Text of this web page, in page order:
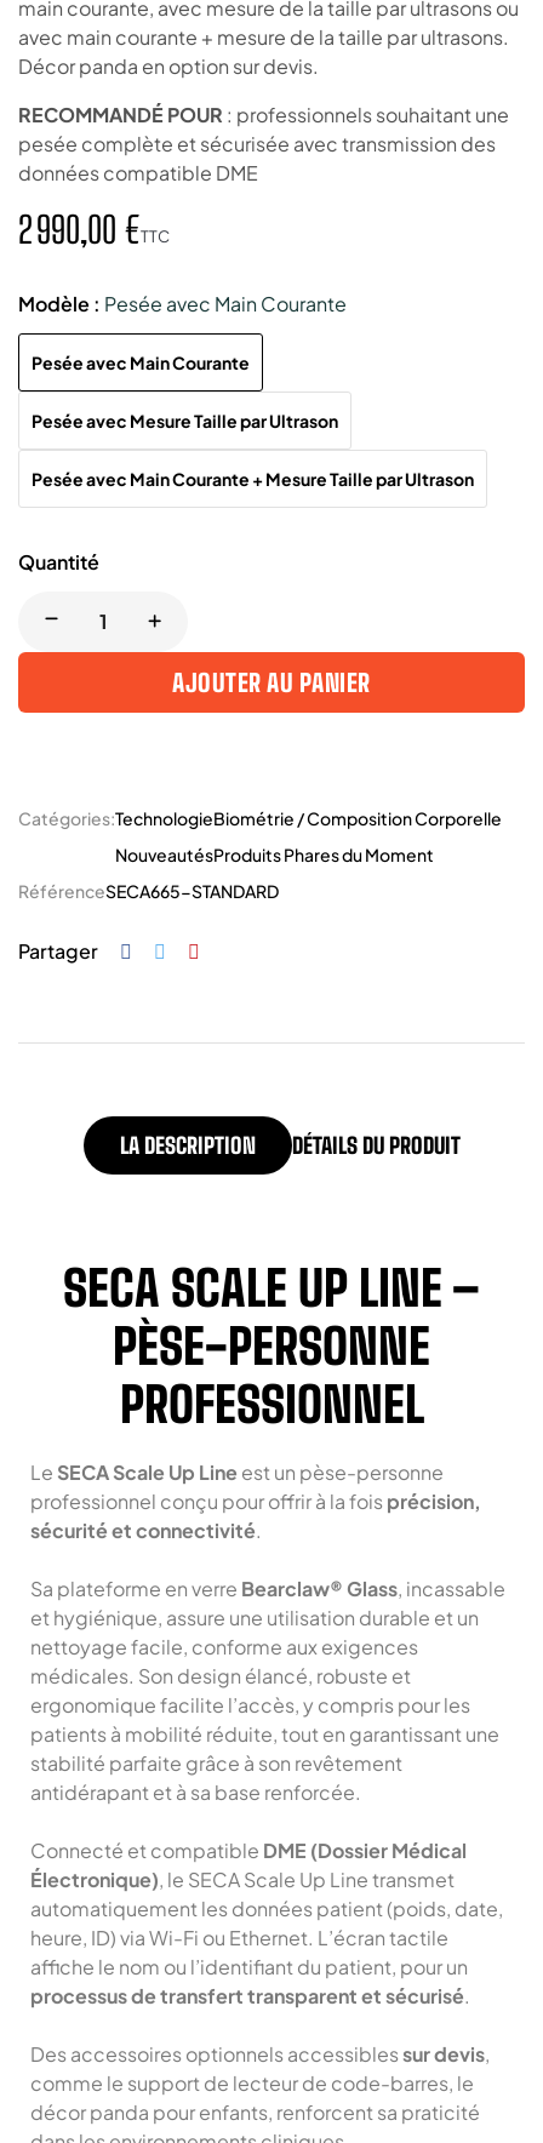
main courante, avec mesure de la taille par ultrasons ou
avec main courante + mesure de la taille par ultrasons.
Décor panda en option sur devis.
RECOMMANDÉ POUR : professionnels souhaitant une
pesée complète et sécurisée avec transmission des
données compatible DME
2 990,00 €TTC
Modèle : Pesée avec Main Courante
Pesée avec Main Courante
Pesée avec Mesure Taille par Ultrason
Pesée avec Main Courante + Mesure Taille par Ultrason
Quantité
AJOUTER AU PANIER
Catégories:TechnologieBiométrie / Composition Corporelle
NouveautésProduits Phares du Moment
RéférenceSECA665-STANDARD
Partager
LA DESCRIPTION DÉTAILS DU PRODUIT
SECA SCALE UP LINE –
PÈSE-PERSONNE
PROFESSIONNEL
Le SECA Scale Up Line est un pèse-personne
professionnel conçu pour offrir à la foisprécision,
sécurité et connectivité.
Sa plateforme en verre Bearclaw® Glass, incassable
et hygiénique, assure une utilisation durable et un
nettoyage facile, conforme aux exigences
médicales. Son design élancé, robuste et
ergonomique facilite l’accès, y compris pour les
patients à mobilité réduite, tout en garantissant une
stabilité parfaite grâce à son revêtement
antidérapant et à sa base renforcée.
Connecté et compatible DME (Dossier Médical
Électronique), le SECA Scale Up Line transmet
automatiquement les données patient (poids, date,
heure, ID) via Wi-Fi ou Ethernet. L’écran tactile
affiche le nom ou l’identifiant du patient, pour un
processus de transfert transparent et sécurisé.
Des accessoires optionnels accessiblessur devis,
comme le support de lecteur de code-barres, le
décor panda pour enfants, renforcent sa praticité